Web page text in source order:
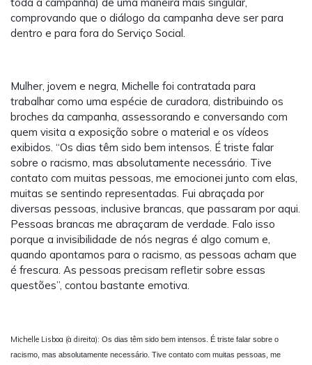
comprovando que o diálogo da campanha deve ser para
dentro e para fora do Serviço Social.
Mulher, jovem e negra, Michelle foi contratada para
trabalhar como uma espécie de curadora, distribuindo os
broches da campanha, assessorando e conversando com
quem visita a exposição sobre o material e os vídeos
exibidos. “Os dias têm sido bem intensos. É triste falar
sobre o racismo, mas absolutamente necessário. Tive
contato com muitas pessoas, me emocionei junto com elas,
muitas se sentindo representadas. Fui abraçada por
diversas pessoas, inclusive brancas, que passaram por aqui.
Pessoas brancas me abraçaram de verdade. Falo isso
porque a invisibilidade de nós negras é algo comum e,
quando apontamos para o racismo, as pessoas acham que
é frescura. As pessoas precisam refletir sobre essas
questões”, contou bastante emotiva.
Michelle Lisboa (à direita): Os dias têm sido bem intensos. É triste falar sobre o
racismo, mas absolutamente necessário. Tive contato com muitas pessoas, me